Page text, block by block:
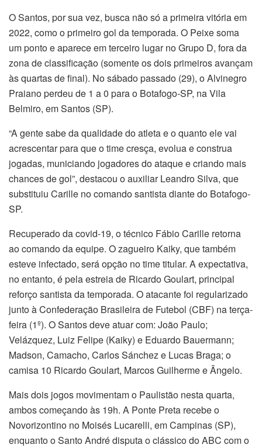
O Santos, por sua vez, busca não só a primeira vitória em
2022, como o primeiro gol da temporada. O Peixe soma
um ponto e aparece em terceiro lugar no Grupo D, fora da
zona de classificação (somente os dois primeiros avançam
às quartas de final). No sábado passado (29), o Alvinegro
Praiano perdeu de 1 a 0 para o Botafogo-SP, na Vila
Belmiro, em Santos (SP).
“A gente sabe da qualidade do atleta e o quanto ele vai
acrescentar para que o time cresça, evolua e construa
jogadas, municiando jogadores do ataque e criando mais
chances de gol”, destacou o auxiliar Leandro Silva, que
substituiu Carille no comando santista diante do Botafogo-
SP.
Recuperado da covid-19, o técnico Fábio Carille retorna
ao comando da equipe. O zagueiro Kaiky, que também
esteve infectado, será opção no time titular. A expectativa,
no entanto, é pela estreia de Ricardo Goulart, principal
reforço santista da temporada. O atacante foi regularizado
junto à Confederação Brasileira de Futebol (CBF) na terça-
feira (1º). O Santos deve atuar com: João Paulo;
Velázquez, Luiz Felipe (Kaiky) e Eduardo Bauermann;
Madson, Camacho, Carlos Sánchez e Lucas Braga; o
camisa 10 Ricardo Goulart, Marcos Guilherme e Ângelo.
Mais dois jogos movimentam o Paulistão nesta quarta,
ambos começando às 19h. A Ponte Preta recebe o
Novorizontino no Moisés Lucarelli, em Campinas (SP),
enquanto o Santo André disputa o clássico do ABC com o